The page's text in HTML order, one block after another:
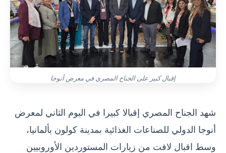
إقبال كبير على الجناح المصري في معرض أنوجا
شهد الجناح المصري إقبالا كبيرا في اليوم الثاني لمعرض
أنوجا الدولي للصناعات الغذائية بمدينة كولون بألمانيا،
وسط اقبال لافت من زيارات المستوردين الأوروبيين